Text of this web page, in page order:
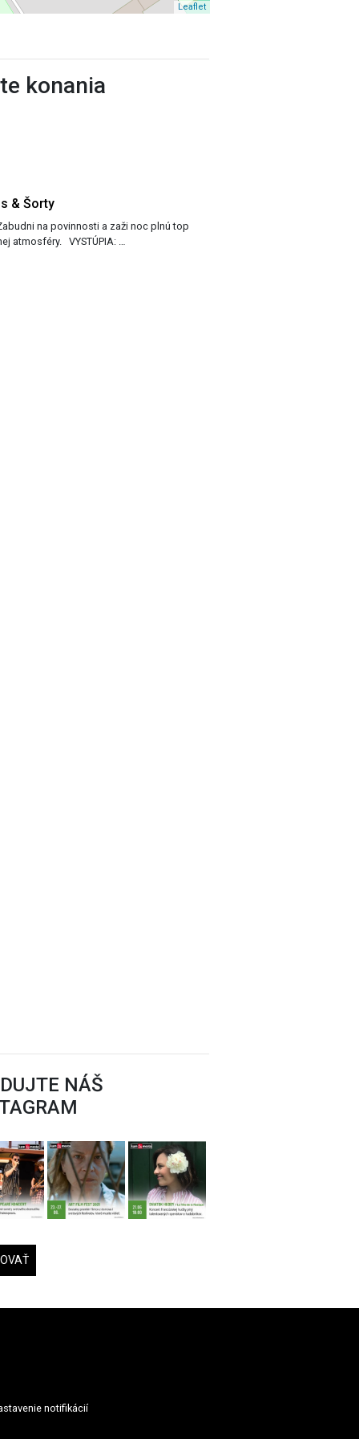
Leaflet
konania
& Šorty
hudby, osviežujúcich drinkov a šialenej atmosféry. VYSTÚPIA: …
NÁŠ
notifikácií